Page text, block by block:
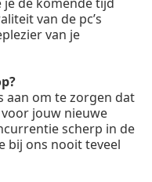
van de pc’s
van je
aan om te zorgen dat
jouw nieuwe
scherp in de
bij ons nooit teveel